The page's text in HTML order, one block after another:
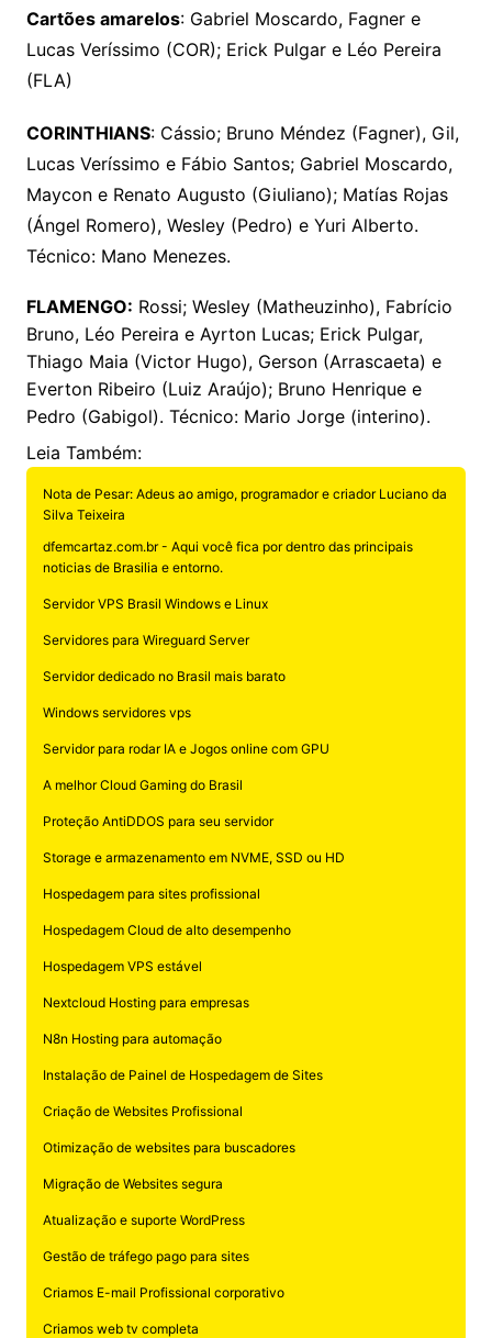
Cartões amarelos: Gabriel Moscardo, Fagner e
Lucas Veríssimo (COR); Erick Pulgar e Léo Pereira
(FLA)
CORINTHIANS: Cássio; Bruno Méndez (Fagner), Gil,
Lucas Veríssimo e Fábio Santos; Gabriel Moscardo,
Maycon e Renato Augusto (Giuliano); Matías Rojas
(Ángel Romero), Wesley (Pedro) e Yuri Alberto.
Técnico: Mano Menezes.
FLAMENGO: Rossi; Wesley (Matheuzinho), Fabrício
Bruno, Léo Pereira e Ayrton Lucas; Erick Pulgar,
Thiago Maia (Victor Hugo), Gerson (Arrascaeta) e
Everton Ribeiro (Luiz Araújo); Bruno Henrique e
Pedro (Gabigol). Técnico: Mario Jorge (interino).
Leia Também:
Nota de Pesar: Adeus ao amigo, programador e criador Luciano da
Silva Teixeira
dfemcartaz.com.br - Aqui você fica por dentro das principais
noticias de Brasilia e entorno.
Servidor VPS Brasil Windows e Linux
Servidores para Wireguard Server
Servidor dedicado no Brasil mais barato
Windows servidores vps
Servidor para rodar IA e Jogos online com GPU
A melhor Cloud Gaming do Brasil
Proteção AntiDDOS para seu servidor
Storage e armazenamento em NVME, SSD ou HD
Hospedagem para sites profissional
Hospedagem Cloud de alto desempenho
Hospedagem VPS estável
Nextcloud Hosting para empresas
N8n Hosting para automação
Instalação de Painel de Hospedagem de Sites
Criação de Websites Profissional
Otimização de websites para buscadores
Migração de Websites segura
Atualização e suporte WordPress
Gestão de tráfego pago para sites
Criamos E-mail Profissional corporativo
Criamos web tv completa